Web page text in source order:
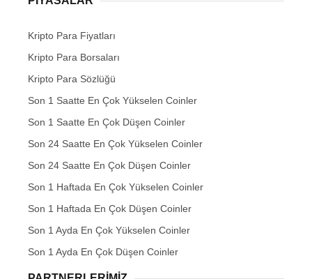
Kripto Para Fiyatları
Kripto Para Borsaları
Kripto Para Sözlüğü
Son 1 Saatte En Çok Yükselen Coinler
Son 1 Saatte En Çok Düşen Coinler
Son 24 Saatte En Çok Yükselen Coinler
Son 24 Saatte En Çok Düşen Coinler
Son 1 Haftada En Çok Yükselen Coinler
Son 1 Haftada En Çok Düşen Coinler
Son 1 Ayda En Çok Yükselen Coinler
Son 1 Ayda En Çok Düşen Coinler